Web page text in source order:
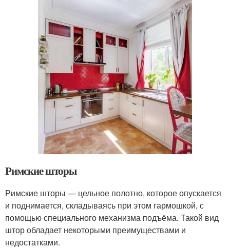
Римские шторы
Римские шторы — цельное полотно, которое опускается
и поднимается, складываясь при этом гармошкой, с
помощью специального механизма подъёма. Такой вид
штор обладает некоторыми преимуществами и
недостатками.